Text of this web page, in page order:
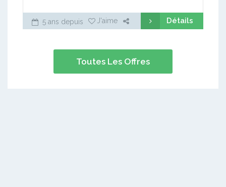
5 ans depuis J'aime Détails
Toutes Les Offres